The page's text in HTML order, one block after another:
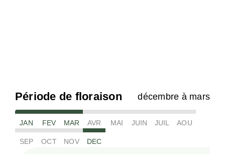
Période de floraison décembre à mars
JAN FEV MAR AVR MAI JUIN JUIL AOU
SEP OCT NOV DEC